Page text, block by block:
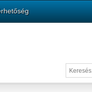
Keresés...